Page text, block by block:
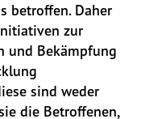
betroffen. Daher
zur
und Bekämpfung
sind weder
die Betroffenen,